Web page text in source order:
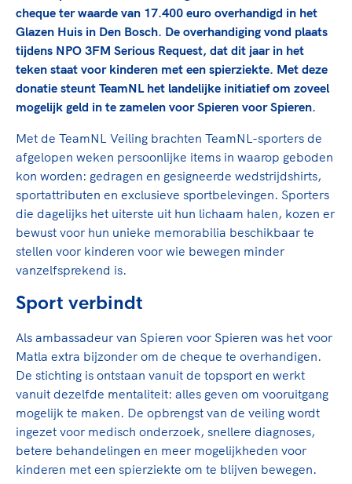
Columns
Sport gaat niet vanzelf
Sport verenigt. Op sportclubs, pleintjes, tijdens
een rondje fietsen, door samen te skaten of naar
de sportschool te gaan. Door samen te juichen
voor Sifan Hassan, Rico Verhoeven, Diede de
Groot en het Nederlands Elftal. Of met trots te
genieten van de karatewedstrijd van je dochter,
de halve marathon van je moeder of de
hockeywedstrijd van je buurjongen.
Lees verder
Handboek Wet- en Regelgeving
Opleidingen en trainingen
High5 Stappenplan
Ruimte voor sport
Clubondersteuning
Beroepskrachten
Samen voor een veilige
sportomgeving
Voor welk gedrag staat de club? Wat mag wel
En wat mag vooral niet? Een gedragscode geeft
onderdeel van het clubbeleid rondom gewenst en
ongewenst gedrag.
Lees verder
Topsportbeleid
Topsportfinanciering
Maatschappelijke waarde topsport
Top teamsportcompetities
De TeamNL Academie
De TeamNL Academie biedt een leer- en
ontwikkelprogramma voor de volgende functies
binnen TeamNL programma's: experts, coaches,
bestuurders, (technisch) directeuren, managers en
toekomstig kader.
Lees verder
cheque ter waarde van 17.400 euro overhandigd in het
Glazen Huis in Den Bosch. De overhandiging vond plaats
tijdens NPO 3FM Serious Request, dat dit jaar in het
teken staat voor kinderen met een spierziekte. Met deze
donatie steunt TeamNL het landelijke initiatief om zoveel
mogelijk geld in te zamelen voor Spieren voor Spieren.
Met de TeamNL Veiling brachten TeamNL-sporters de
afgelopen weken persoonlijke items in waarop geboden
kon worden: gedragen en gesigneerde wedstrijdshirts,
sportattributen en exclusieve sportbelevingen. Sporters
die dagelijks het uiterste uit hun lichaam halen, kozen er
bewust voor hun unieke memorabilia beschikbaar te
stellen voor kinderen voor wie bewegen minder
vanzelfsprekend is.
Sport verbindt
Als ambassadeur van Spieren voor Spieren was het voor
Matla extra bijzonder om de cheque te overhandigen.
De stichting is ontstaan vanuit de topsport en werkt
vanuit dezelfde mentaliteit: alles geven om vooruitgang
mogelijk te maken. De opbrengst van de veiling wordt
ingezet voor medisch onderzoek, snellere diagnoses,
betere behandelingen en meer mogelijkheden voor
kinderen met een spierziekte om te blijven bewegen.